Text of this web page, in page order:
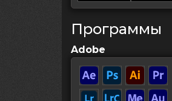
Программы
Adobe